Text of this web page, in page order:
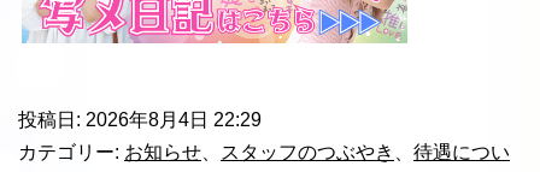
投稿日: 2026年8月4日 22:29
カテゴリー: お知らせ スタッフのつぶやき
待遇につい